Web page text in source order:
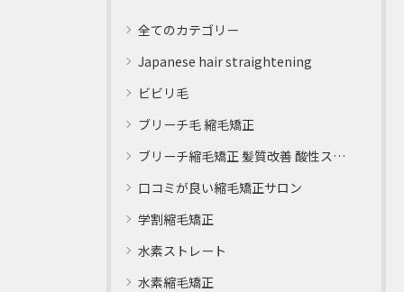
全てのカテゴリー
Japanese hair straightening
ビビリ毛
ブリーチ毛 縮毛矯正
ブリーチ縮毛矯正 髪質改善 酸性ストレート
口コミが良い縮毛矯正サロン
学割縮毛矯正
水素ストレート
水素縮毛矯正